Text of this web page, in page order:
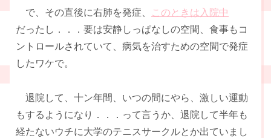
で、その直後に右肺を発症、
このときは入院中
だったし．．．要は安静しっぱなしの空間、食事もコ
ントロールされていて、病気を治すための空間で発症
したワケで。
退院して、十ン年間、いつの間にやら、激しい運動
もするようになり．．．って言うか、退院して半年も
経たないウチに大学のテニスサークルとか出ていまし